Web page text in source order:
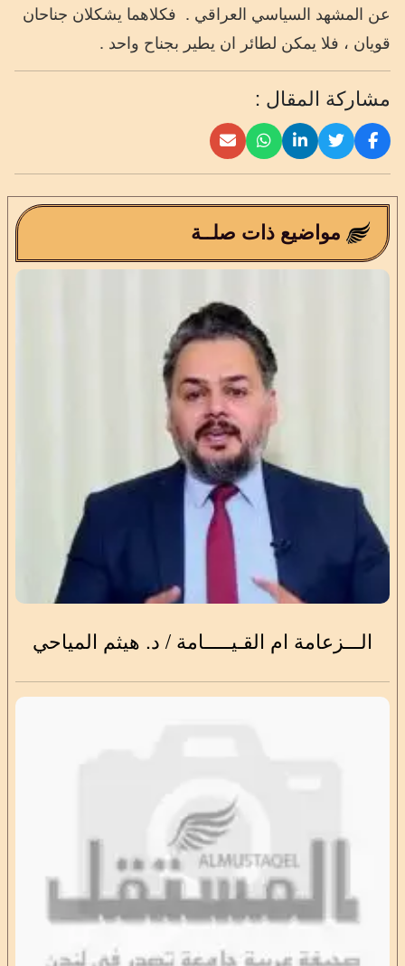
عن المشهد السياسي العراقي . فكلاهما يشكلان جناحان
قويان ، فلا يمكن لطائر ان يطير بجناح واحد .
مشاركة المقال :
مواضيع ذات صلــة
الـــزعامة ام القـيـــــامة / د. هيثم المياحي